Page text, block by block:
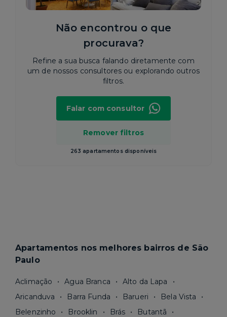
Não encontrou o que
procurava?
Refine a sua busca falando diretamente com
um de nossos consultores ou explorando outros
filtros.
Remover filtros
263 apartamentos disponíveis
Falar com consultor
Apartamentos nos melhores bairros de São
Paulo
Aclimação Agua Branca
Alto da Lapa
Aricanduva
Barra Funda Barueri
Bela Vista
Belenzinho
Brooklin Brás
Butantã